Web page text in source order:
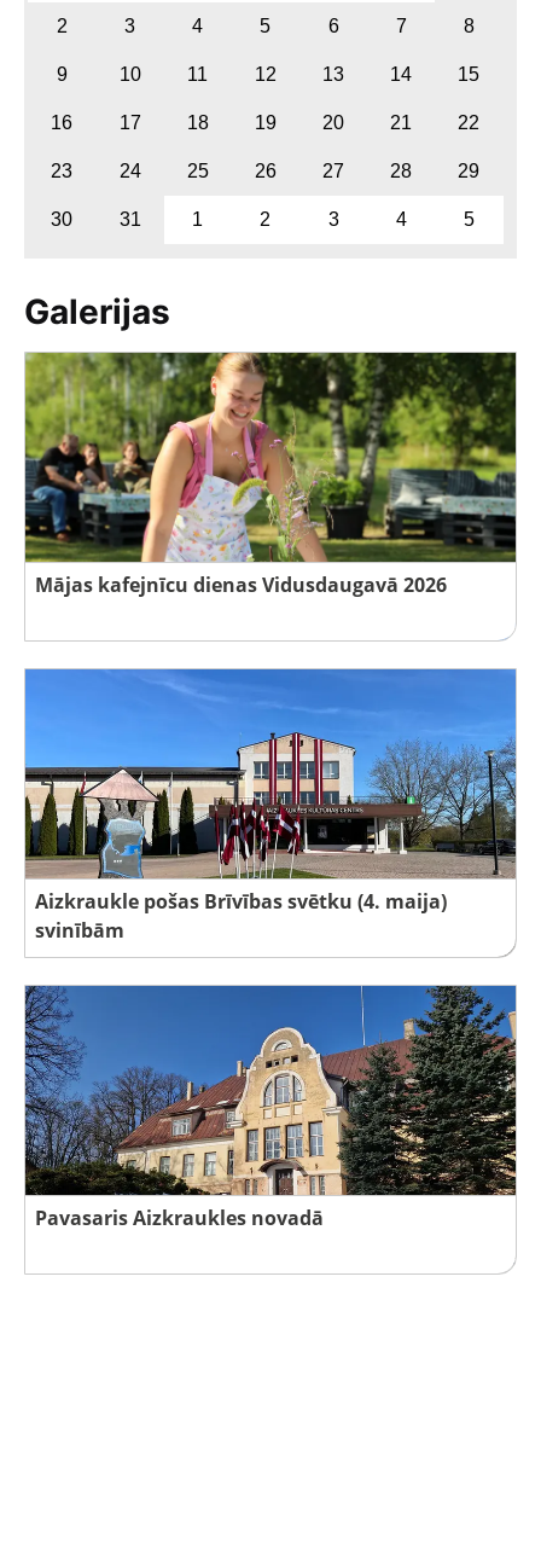
2 3 4 5 6 7 8
9 10 11 12 13 14 15
16 17 18 19 20 21 22
23 24 25 26 27 28 29
30 31 1 2 3 4 5
Galerijas
Mājas kafejnīcu dienas Vidusdaugavā 2026
Aizkraukle pošas Brīvības svētku (4. maija)
svinībām
Pavasaris Aizkraukles novadā